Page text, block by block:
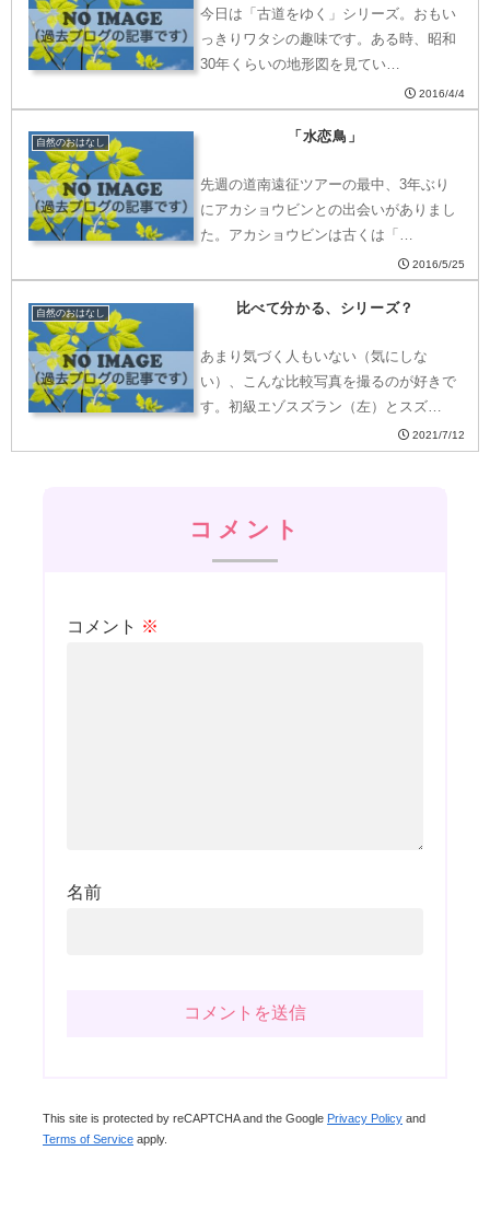
今日は「古道をゆく」シリーズ。おもい
っきりワタシの趣味です。ある時、昭和
30年くらいの地形図を見てい…
2016/4/4
自然のおはなし 「水恋鳥」
先週の道南遠征ツアーの最中、3年ぶり
にアカショウビンとの出会いがありまし
た。アカショウビンは古くは「…
2016/5/25
自然のおはなし 比べて分かる、シリーズ？
あまり気づく人もいない（気にしな
い）、こんな比較写真を撮るのが好きで
す。初級エゾスズラン（左）とスズ…
2021/7/12
コメント
コメント ※
名前
This site is protected by reCAPTCHA and the Google Privacy Policy and
Terms of Service apply.